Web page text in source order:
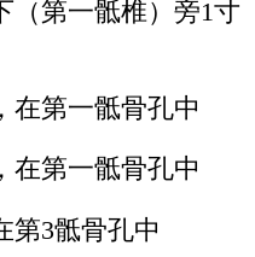
第一骶椎）旁1寸
第一骶骨孔中
第一骶骨孔中
第3骶骨孔中